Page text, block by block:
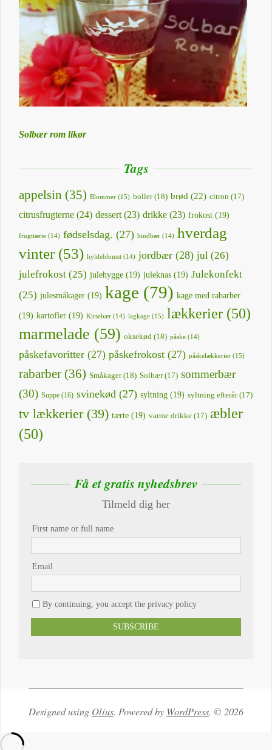
Solbær rom likør
Tags
appelsin (35) Blommer (15) boller(18) brød (22) citron (17)
citrusfrugterne (24) dessert (23) drikke (23) frokost (19)
frugttærte (14) fødselsdag. (27) hindbær (14) hverdag
vinter(53) hyldeblomst (14) jordbær (28) jul (26)
julefrokost (25) julehygge (19) juleknas (19) Julekonfekt
(25) julesmåkager (19) kage (79) kage med rabarber
(19) kartofler (19) Kirsebær (14) lagkage (15) lækkerier (50)
marmelade (59) oksekød (18) påske (14)
påskefavoritter (27) påskefrokost (27) påskelækkerier (15)
rabarber (36) Småkager(18) Solbær(17) sommerbær
(30) Suppe (16) svinekød (27) syltning (19) syltning efterår(17)
tv lækkerier(39) tærte (19) varme drikke (17) æbler
(50)
Få et gratis nyhedsbrev
Tilmeld dig her
First name or full name
Email
By continuing, you accept the privacy policy
Designed using Olius. Powered by WordPress. © 2026